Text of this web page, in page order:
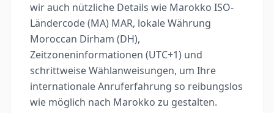
wir auch nützliche Details wie Marokko ISO-
Ländercode (MA) MAR, lokale Währung
Moroccan Dirham (DH),
Zeitzoneninformationen (UTC+1) und
schrittweise Wählanweisungen, um Ihre
internationale Anruferfahrung so reibungslos
wie möglich nach Marokko zu gestalten.